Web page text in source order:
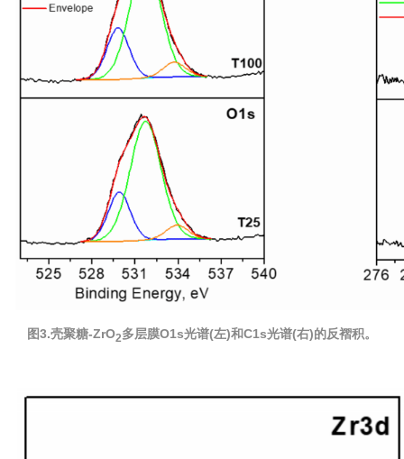
图3.壳聚糖-ZrO2多层膜O1s光谱(左)和C1s光谱(右)的反褶积。